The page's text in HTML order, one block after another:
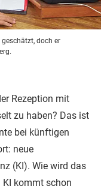
doch er
Rezeption mit
zu haben? Das ist
bei künftigen
neue
(KI). Wie wird das
KI kommt schon